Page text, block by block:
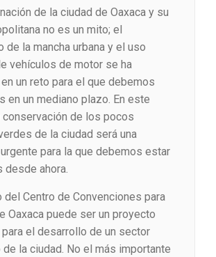
de la ciudad de Oaxaca y su
no es un mito; el
de la mancha urbana y el uso
vehículos de motor se ha
un reto para el que debemos
en un mediano plazo. En este
conservación de los pocos
de la ciudad será una
para la que debemos estar
desde ahora.
del Centro de Convenciones para
Oaxaca puede ser un proyecto
el desarrollo de un sector
la ciudad. No el más importante